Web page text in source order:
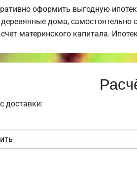
оформить выгодную
дома, самостоятельно
счет материнского капитала.
доставки: